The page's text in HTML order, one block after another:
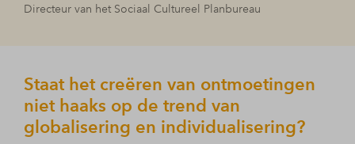
Directeur van het Sociaal Cultureel Planbureau
Staat het creëren van ontmoetingen
niet haaks op de trend van
globalisering en individualisering?